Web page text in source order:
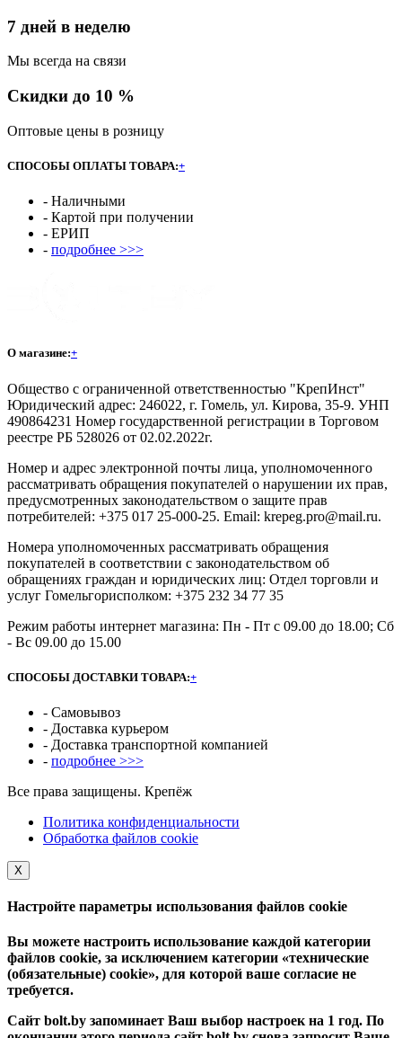
7 дней в неделю
Мы всегда на связи
Скидки до 10 %
Оптовые цены в розницу
СПОСОБЫ ОПЛАТЫ ТОВАРА:+
- Наличными
- Картой при получении
- ЕРИП
- подробнее >>>
О магазине:+
Общество с ограниченной ответственностью "КрепИнст"
Юридический адрес: 246022, г. Гомель, ул. Кирова, 35-9. УНП
490864231 Номер государственной регистрации в Торговом
реестре РБ 528026 от 02.02.2022г.
Номер и адрес электронной почты лица, уполномоченного
рассматривать обращения покупателей о нарушении их прав,
предусмотренных законодательством о защите прав
потребителей: +375 017 25-000-25. Email: krepeg.pro@mail.ru.
Номера уполномоченных рассматривать обращения
покупателей в соответствии с законодательством об
обращениях граждан и юридических лиц: Отдел торговли и
услуг Гомельгорисполком: +375 232 34 77 35
Режим работы интернет магазина: Пн - Пт с 09.00 до 18.00; Сб
- Вс 09.00 до 15.00
СПОСОБЫ ДОСТАВКИ ТОВАРА:+
- Самовывоз
- Доставка курьером
- Доставка транспортной компанией
- подробнее >>>
Все права защищены. Крепёж
Политика конфиденциальности
Обработка файлов cookie
Х
Настройте параметры использования файлов cookie
Вы можете настроить использование каждой категории
файлов cookie, за исключением категории «технические
(обязательные) cookie», для которой ваше согласие не
требуется.
Сайт bolt.by запоминает Ваш выбор настроек на 1 год. По